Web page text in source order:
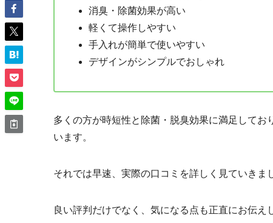
消臭・除菌効果が高い
軽くて操作しやすい
手入れが簡単で使いやすい
デザインがシンプルでおしゃれ
多くの方が時短性と除菌・脱臭効果に満足して
います。
それでは早速、実際の口コミを詳しく見ていきま
良い評判だけでなく、気になる点も正直にお伝え